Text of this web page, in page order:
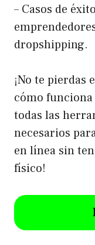
– Casos de
dropshipping.
¡No te pierdas
cómo
todas las
necesarios
en línea sin
físico!